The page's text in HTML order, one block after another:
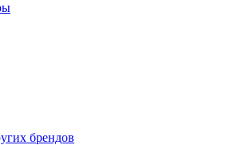
брендов